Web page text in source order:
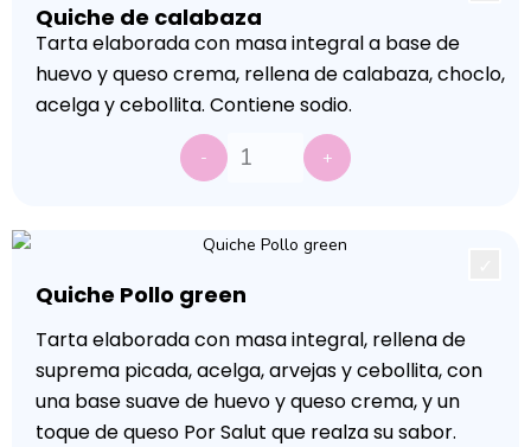
Quiche de calabaza
Tarta elaborada con masa integral a base de
huevo y queso crema, rellena de calabaza, choclo,
acelga y cebollita. Contiene sodio.
- +
Quiche Pollo green
Tarta elaborada con masa integral, rellena de
suprema picada, acelga, arvejas y cebollita, con
una base suave de huevo y queso crema, y un
toque de queso Por Salut que realza su sabor.